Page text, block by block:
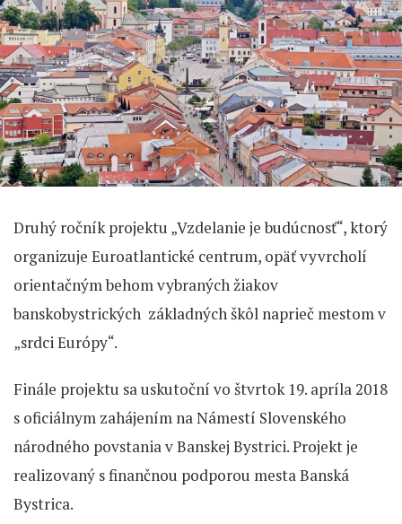
Druhý ročník projektu „Vzdelanie je budúcnosť“, ktorý
organizuje Euroatlantické centrum, opäť vyvrcholí
orientačným behom vybraných žiakov
banskobystrických základných škôl naprieč mestom v
„srdci Európy“.
Finále projektu sa uskutoční vo štvrtok 19. apríla 2018
s oficiálnym zahájením na Námestí Slovenského
národného povstania v Banskej Bystrici. Projekt je
realizovaný s finančnou podporou mesta Banská
Bystrica.